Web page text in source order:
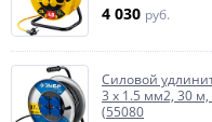
4 030 руб.
Силовой
3 x 1.5 мм2, 30 м,
(55080